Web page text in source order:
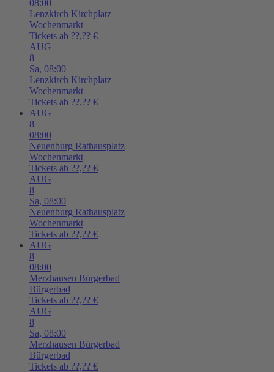
08:00
Lenzkirch Kirchplatz
Wochenmarkt
Tickets ab ??,?? €
AUG
8
Sa, 08:00
Lenzkirch Kirchplatz
Wochenmarkt
Tickets ab ??,?? €
AUG
8
08:00
Neuenburg Rathausplatz
Wochenmarkt
Tickets ab ??,?? €
AUG
8
Sa, 08:00
Neuenburg Rathausplatz
Wochenmarkt
Tickets ab ??,?? €
AUG
8
08:00
Merzhausen Bürgerbad
Bürgerbad
Tickets ab ??,?? €
AUG
8
Sa, 08:00
Merzhausen Bürgerbad
Bürgerbad
Tickets ab ??,?? €